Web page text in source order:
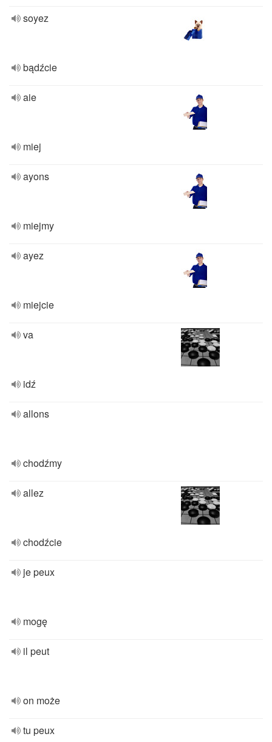
soyez
bądźcie
aie
miej
ayons
miejmy
ayez
miejcie
va
idź
allons
chodźmy
allez
chodźcie
je peux
mogę
il peut
on może
tu peux